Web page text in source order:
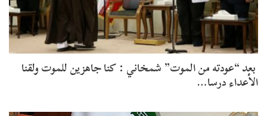
بعد “عودته من الموت” شمخاني : كنا جاهزين للموت ولقنا
الأعداء درسا…